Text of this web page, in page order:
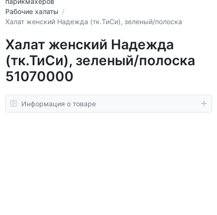
Рабочие халаты
Халат женский Надежда (тк.ТиСи), зеленый/полоска
Халат женский Надежда
(тк.ТиСи), зеленый/полоска
51070000
Информация о товаре